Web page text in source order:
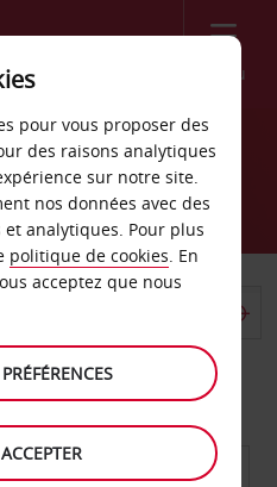
Menu
Dax
de retour
DATE DE RETOUR
pour vous proposer des
des raisons analytiques
sur notre site.
nos données avec des
analytiques. Pour plus
politique de cookies. En
acceptez que nous